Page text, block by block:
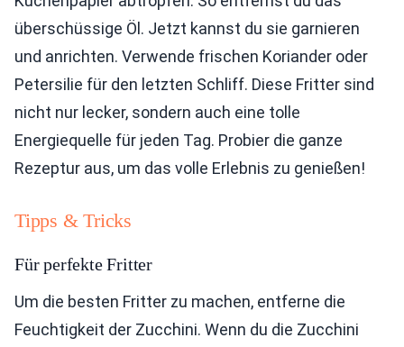
überschüssige Öl. Jetzt kannst du sie garnieren
und anrichten. Verwende frischen Koriander oder
Petersilie für den letzten Schliff. Diese Fritter sind
nicht nur lecker, sondern auch eine tolle
Energiequelle für jeden Tag. Probier die ganze
Rezeptur aus, um das volle Erlebnis zu genießen!
Tipps & Tricks
Für perfekte Fritter
Um die besten Fritter zu machen, entferne die
Feuchtigkeit der Zucchini. Wenn du die Zucchini